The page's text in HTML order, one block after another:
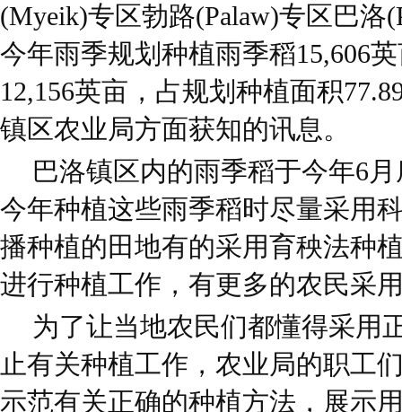
(Myeik)专区勃路(Palaw)专区巴洛
今年雨季规划种植雨季稻15,606
12,156英亩，占规划种植面积
镇区农业局方面获知的讯息。
巴洛镇区内的雨季稻于今年6
今年种植这些雨季稻时尽量采用
播种植的田地有的采用育秧法种
进行种植工作，有更多的农民采
为了让当地农民们都懂得采用
止有关种植工作，农业局的职工
示范有关正确的种植方法，展示